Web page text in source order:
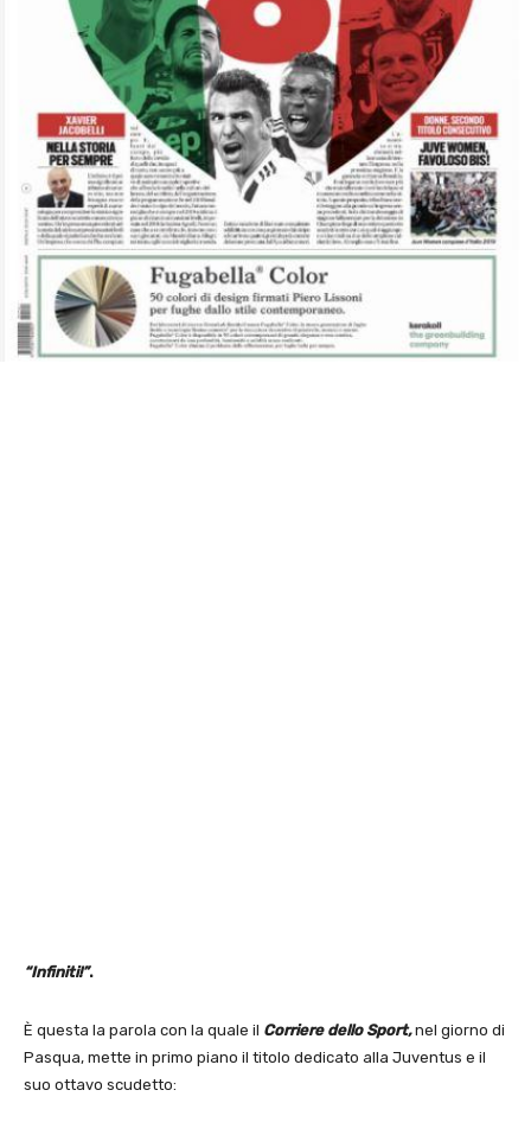
“Infiniti!”.
È questa la parola con la quale il Corriere dello Sport,nel giorno di
Pasqua, mette in primo piano il titolo dedicato alla Juventus e il
suo ottavo scudetto: